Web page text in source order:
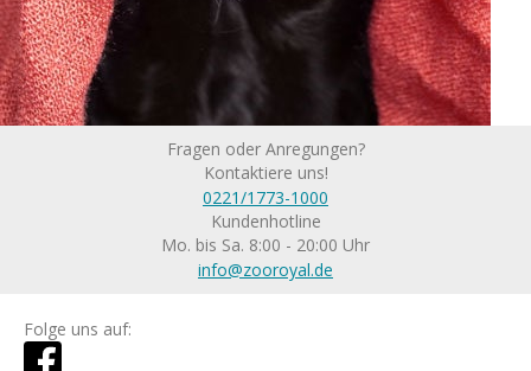
Fragen oder Anregungen?
Kontaktiere uns!
0221/1773-1000
Kundenhotline
Mo. bis Sa. 8:00 - 20:00 Uhr
info@zooroyal.de
Folge uns auf: